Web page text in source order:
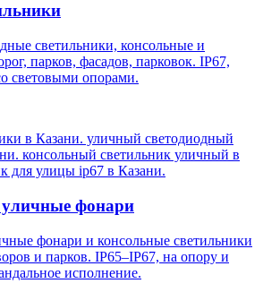
светильники, консольные и
парков, фасадов, парковок. IP67,
световыми опорами.
в Казани. уличный светодиодный
консольный светильник уличный в
для улицы ip67 в Казани.
уличные фонари
фонари и консольные светильники
и парков. IP65–IP67, на опору и
исполнение.